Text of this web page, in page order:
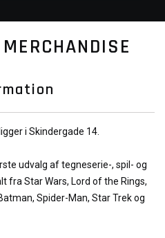
i Skindergade 14.
udvalg af tegneserie-, spil- og
fra Star Wars, Lord of the Rings,
Spider-Man, Star Trek og